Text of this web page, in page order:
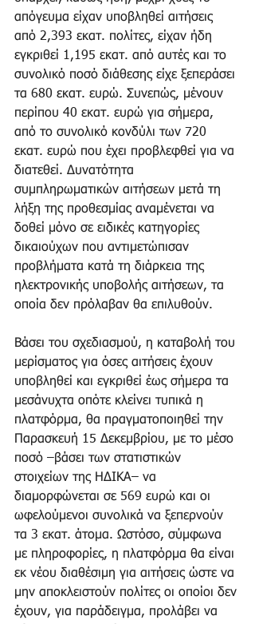
απόγευμα είχαν υποβληθεί αιτήσεις
από 2,393 εκατ. πολίτες, είχαν ήδη
εγκριθεί 1,195 εκατ. από αυτές και το
συνολικό ποσό διάθεσης είχε ξεπεράσει
τα 680 εκατ. ευρώ. Συνεπώς, μένουν
περίπου 40 εκατ. ευρώ για σήμερα,
από το συνολικό κονδύλι των 720
εκατ. ευρώ που έχει προβλεφθεί για να
διατεθεί. Δυνατότητα
συμπληρωματικών αιτήσεων μετά τη
λήξη της προθεσμίας αναμένεται να
δοθεί μόνο σε ειδικές κατηγορίες
δικαιούχων που αντιμετώπισαν
προβλήματα κατά τη διάρκεια της
ηλεκτρονικής υποβολής αιτήσεων, τα
οποία δεν πρόλαβαν θα επιλυθούν.
Βάσει του σχεδιασμού, η καταβολή του
μερίσματος για όσες αιτήσεις έχουν
υποβληθεί και εγκριθεί έως σήμερα τα
μεσάνυχτα οπότε κλείνει τυπικά η
πλατφόρμα, θα πραγματοποιηθεί την
Παρασκευή 15 Δεκεμβρίου, με το μέσο
ποσό –βάσει των στατιστικών
στοιχείων της ΗΔΙΚΑ– να
διαμορφώνεται σε 569 ευρώ και οι
ωφελούμενοι συνολικά να ξεπερνούν
τα 3 εκατ. άτομα. Ωστόσο, σύμφωνα
με πληροφορίες, η πλατφόρμα θα είναι
εκ νέου διαθέσιμη για αιτήσεις ώστε να
μην αποκλειστούν πολίτες οι οποίοι δεν
έχουν, για παράδειγμα, προλάβει να